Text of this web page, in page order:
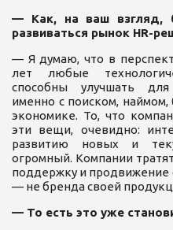
— Как, на ваш взгляд,
развиваться рынок HR-
— Я думаю, что в
лет любые
способны улучшать
именно с поиском,
экономике. То, что
эти вещи, очевидно:
развитию новых и
огромный. Компании
поддержку и продвижение
— не бренда своей
— То есть это уже